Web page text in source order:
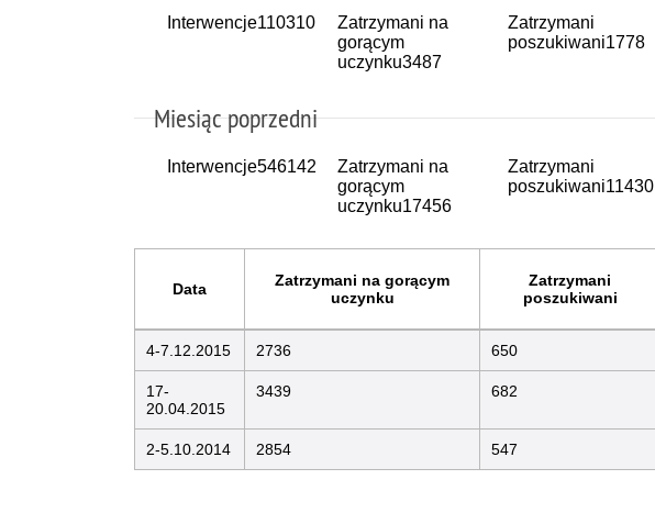
Interwencje110310
Zatrzymani na
gorącym
uczynku3487
Zatrzymani
poszukiwani1778
Miesiąc poprzedni
Interwencje546142
Zatrzymani na
gorącym
uczynku17456
Zatrzymani
poszukiwani11430
Data
Zatrzymani na gorącym
uczynku
Zatrzymani
poszukiwani
4-7.12.2015 2736 650
17-
20.04.2015
3439 682
2-5.10.2014 2854 547